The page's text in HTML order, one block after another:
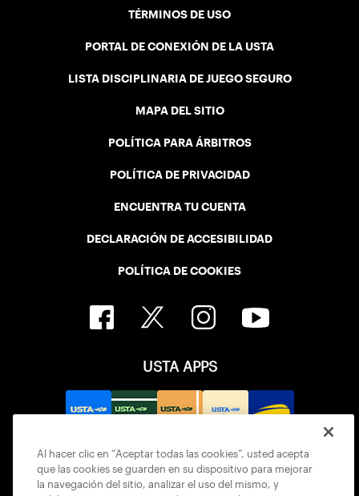
TÉRMINOS DE USO
PORTAL DE CONEXIÓN DE LA USTA
LISTA DISCIPLINARIA DE JUEGO SEGURO
MAPA DEL SITIO
POLÍTICA PARA ÁRBITROS
POLÍTICA DE PRIVACIDAD
ENCUENTRA TU CUENTA
DECLARACIÓN DE ACCESIBILIDAD
POLÍTICA DE COOKIES
USTA APPS
Al hacer clic en “Aceptar todas las cookies”, usted acepta
que las cookies se guarden en su dispositivo para mejorar
la navegación del sitio, analizar el uso del mismo, y